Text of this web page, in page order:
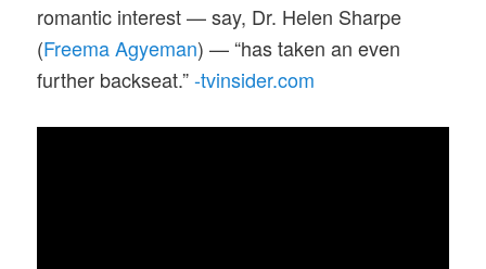
romantic interest — say, Dr. Helen Sharpe
(Freema Agyeman) — “has taken an even
further backseat.”-tvinsider.com